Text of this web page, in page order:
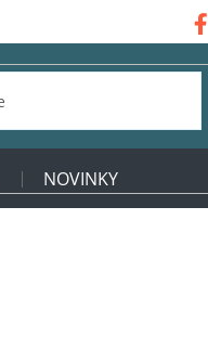
NOVINKY